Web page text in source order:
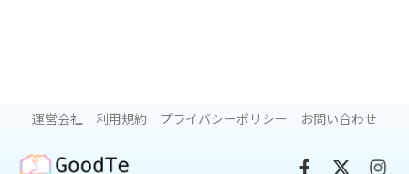
という私の実体験をお読み頂き、未来に対する不安を少しで
運営会社 利用規約 プライバシーポリシー お問い合わせ
GoodTe